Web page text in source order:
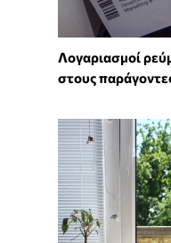
Λογαριασμοί
στους